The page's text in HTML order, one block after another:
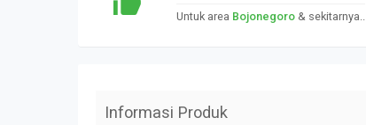
Untuk area Bojonegoro & sekitarnya..
Informasi Produk